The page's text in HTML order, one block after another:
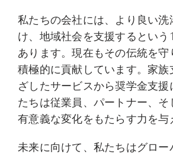
私たちの会社には、より良い洗
け、地域社会を支援するとい
あります。現在もその伝統を守
積極的に貢献しています。家族
ざしたサービスから奨学金支
たちは従業員、パートナー、そ
有意義な変化をもたらす力を与
未来に向けて、私たちはグロー